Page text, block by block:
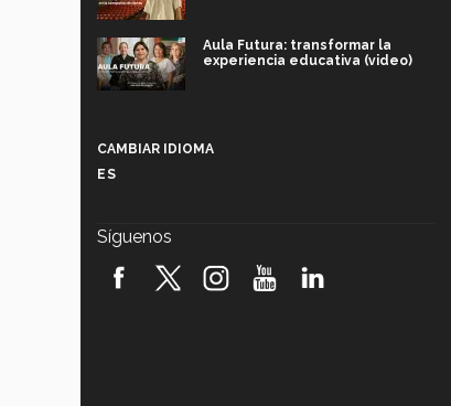
Aula Futura: transformar la
experiencia educativa (video)
robótica FIRST 2026! (video)
CAMBIAR IDIOMA
ES
Síguenos